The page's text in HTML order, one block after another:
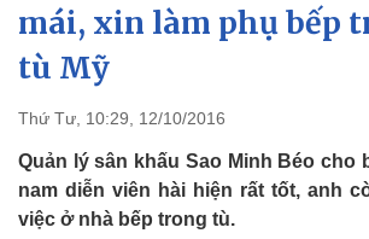
Đảng
Tổ chức nhân sự
Quốc hội
Nhận diện sự thật
Tin 24h
Dự báo
mái, xin làm phụ bếp
tù Mỹ
Thứ Tư, 10:29, 12/10/2016
Quản lý sân khấu Sao Minh Béo cho
nam diễn viên hài hiện rất tốt, anh
việc ở nhà bếp trong tù.